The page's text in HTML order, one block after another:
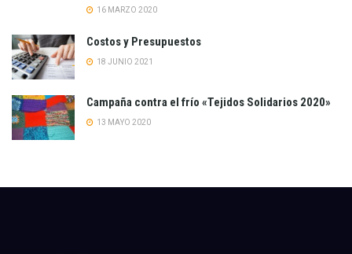
16 MARZO 2020
Costos y Presupuestos
18 JUNIO 2021
Campaña contra el frío «Tejidos Solidarios 2020»
13 MAYO 2020